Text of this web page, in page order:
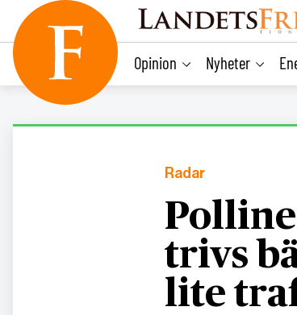
content
Opinion Nyheter
Radar
trivs
lite